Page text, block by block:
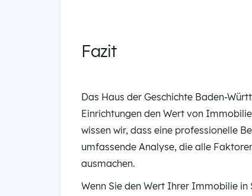
Fazit
Das Haus der Geschichte Baden-
Einrichtungen den Wert von
wissen wir, dass eine professionelle
umfassende Analyse, die alle
ausmachen.
Wenn Sie den Wert Ihrer Immobilie